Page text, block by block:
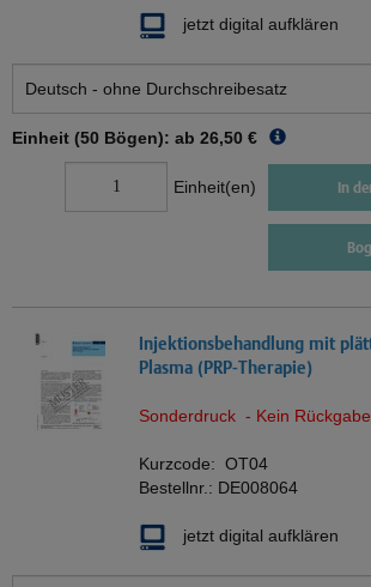
jetzt digital aufklären
Einheit (50 Bögen): ab 26,50 €
Einheit(en) In
Injektionsbehandlung mit
Plasma (PRP-Therapie)
Sonderdruck - Kein
Kurzcode: OT04
Bestellnr.: DE008064
jetzt digital aufklären